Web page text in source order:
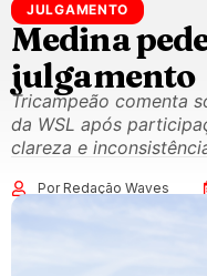
JULGAMENTO
Medina
julgamento
Tricampeão comenta
da WSL após
clareza e
Por Redação Waves